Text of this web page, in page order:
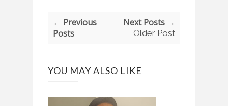
← Previous
Posts
Next Posts →
Older Post
YOU MAY ALSO LIKE